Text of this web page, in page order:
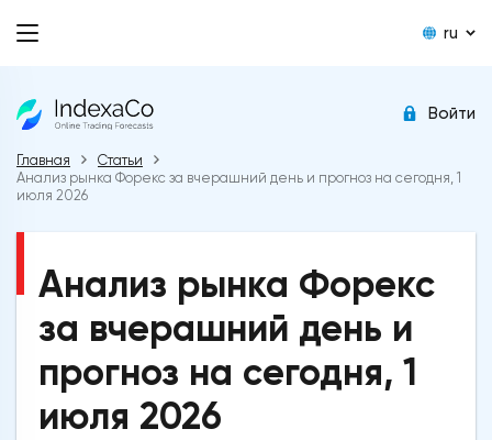
ru
Войти
Главная
Статьи
Анализ рынка Форекс за вчерашний день и прогноз на сегодня, 1
июля 2026
Анализ рынка Форекс
за вчерашний день и
прогноз на сегодня, 1
июля 2026